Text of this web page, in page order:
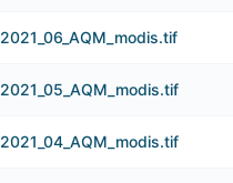
2021_06_AQM_modis.tif
2021_05_AQM_modis.tif
2021_04_AQM_modis.tif